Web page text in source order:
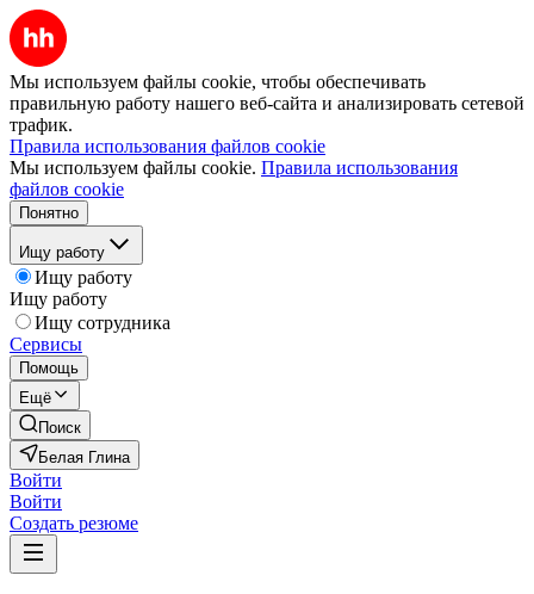
Мы используем файлы cookie, чтобы обеспечивать
правильную работу нашего веб-сайта и анализировать сетевой
трафик.
Правила использования файлов cookie
Мы используем файлы cookie. Правила использования
файлов cookie
Понятно
Ищу работу
Ищу работу
Ищу работу
Ищу сотрудника
Сервисы
Помощь
Ещё
Поиск
Белая Глина
Войти
Войти
Создать резюме